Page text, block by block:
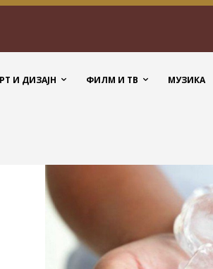
И ДИЗАЈН ФИЛМ И ТВ МУЗИКА